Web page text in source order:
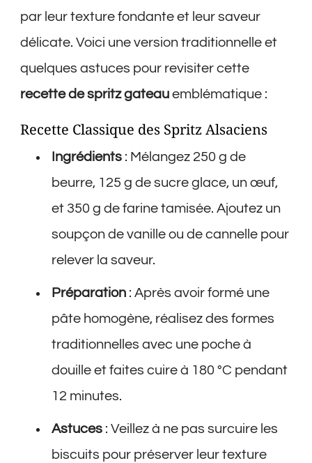
par leur texture fondante et leur saveur
délicate. Voici une version traditionnelle et
quelques astuces pour revisiter cette
recette de spritz gateau emblématique :
Recette Classique des Spritz Alsaciens
Ingrédients : Mélangez 250 g de
beurre, 125 g de sucre glace, un œuf,
et 350 g de farine tamisée. Ajoutez un
soupçon de vanille ou de cannelle pour
relever la saveur.
Préparation : Après avoir formé une
pâte homogène, réalisez des formes
traditionnelles avec une poche à
douille et faites cuire à 180 °C pendant
12 minutes.
Astuces : Veillez à ne pas surcuire les
biscuits pour préserver leur texture